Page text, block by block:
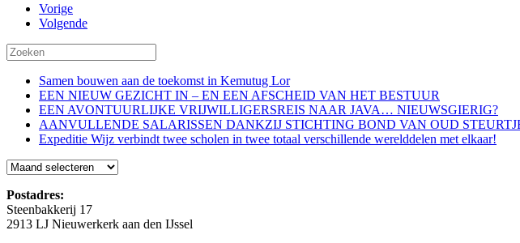
Vorige
Volgende
Samen bouwen aan de toekomst in Kemutug Lor
EEN NIEUW GEZICHT IN – EN EEN AFSCHEID VAN HET BESTUUR
EEN AVONTUURLIJKE VRIJWILLIGERSREIS NAAR JAVA… NIEUWSGIERIG?
AANVULLENDE SALARISSEN DANKZIJ STICHTING BOND VAN OUD
Expeditie Wijz verbindt twee scholen in twee totaal verschillende werelddelen met elkaar!
Blog
Postadres:
Steenbakkerij 17
2913 LJ Nieuwerkerk aan den IJssel